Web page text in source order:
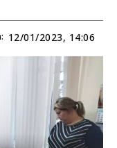
12/01/2023, 14:06